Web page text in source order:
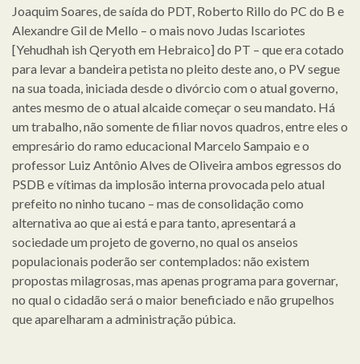
Joaquim Soares, de saída do PDT, Roberto Rillo do PC do B e
Alexandre Gil de Mello – o mais novo Judas Iscariotes
[Yehudhah ish Qeryoth em Hebraico] do PT – que era cotado
para levar a bandeira petista no pleito deste ano, o PV segue
na sua toada, iniciada desde o divórcio com o atual governo,
antes mesmo de o atual alcaide começar o seu mandato. Há
um trabalho, não somente de filiar novos quadros, entre eles o
empresário do ramo educacional Marcelo Sampaio e o
professor Luiz Antônio Alves de Oliveira ambos egressos do
PSDB e vítimas da implosão interna provocada pelo atual
prefeito no ninho tucano – mas de consolidação como
alternativa ao que ai está e para tanto, apresentará a
sociedade um projeto de governo, no qual os anseios
populacionais poderão ser contemplados: não existem
propostas milagrosas, mas apenas programa para governar,
no qual o cidadão será o maior beneficiado e não grupelhos
que aparelharam a administração púbica.